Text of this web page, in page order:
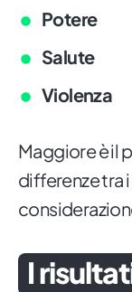
Potere
Salute
Violenza
Maggiore è il
differenze tra
I